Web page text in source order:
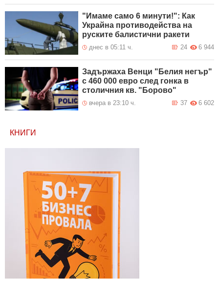
"Имаме само 6 минути!": Как
Украйна противодейства на
руските балистични ракети
днес в 05:11 ч. 6 944
24
Задържаха Венци "Белия негър"
с 460 000 евро след гонка в
столичния кв. "Борово"
вчера в 23:10 ч. 6 602
37
КНИГИ